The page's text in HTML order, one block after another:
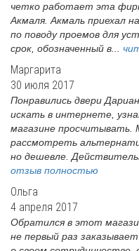
четко работает эта
Акмаля. Акмаль приехал
по поводу проемов для
срок, обозначенный в...
Маргарита
30 июля 2017
Понравились двери
искать в интернете,
магазине просчитывать.
рассмотреть
но дешевле.
отзыв полностью
Ольга
4 апреля 2017
Обратился в этот
не первый раз